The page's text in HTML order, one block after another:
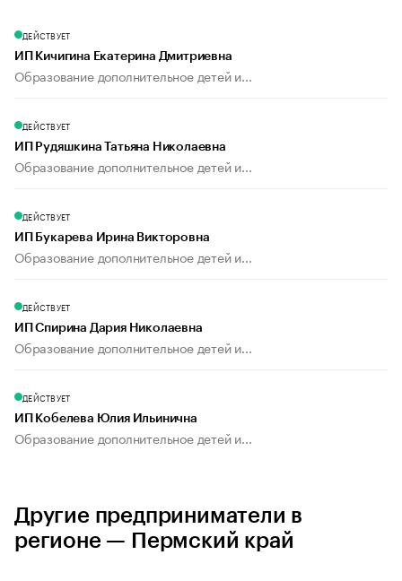
ДЕЙСТВУЕТ
ИП Кичигина Екатерина Дмитриевна
Образование дополнительное детей и...
ДЕЙСТВУЕТ
ИП Рудяшкина Татьяна Николаевна
Образование дополнительное детей и...
ДЕЙСТВУЕТ
ИП Букарева Ирина Викторовна
Образование дополнительное детей и...
ДЕЙСТВУЕТ
ИП Спирина Дария Николаевна
Образование дополнительное детей и...
ДЕЙСТВУЕТ
ИП Кобелева Юлия Ильинична
Образование дополнительное детей и...
Другие предприниматели в
регионе — Пермский край